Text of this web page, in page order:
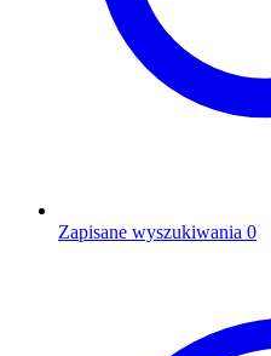
Zapisane wyszukiwania 0